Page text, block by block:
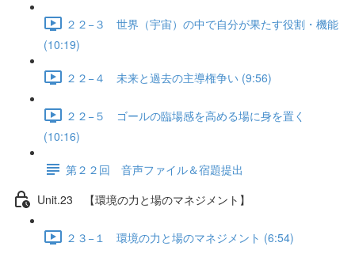
２２−３ 世界（宇宙）の中で自分が果たす役割・機能
(10:19)
２２−４ 未来と過去の主導権争い (9:56)
２２−５ ゴールの臨場感を高める場に身を置く
(10:16)
第２２回 音声ファイル＆宿題提出
Unit.23 【環境の力と場のマネジメント】
２３−１ 環境の力と場のマネジメント (6:54)